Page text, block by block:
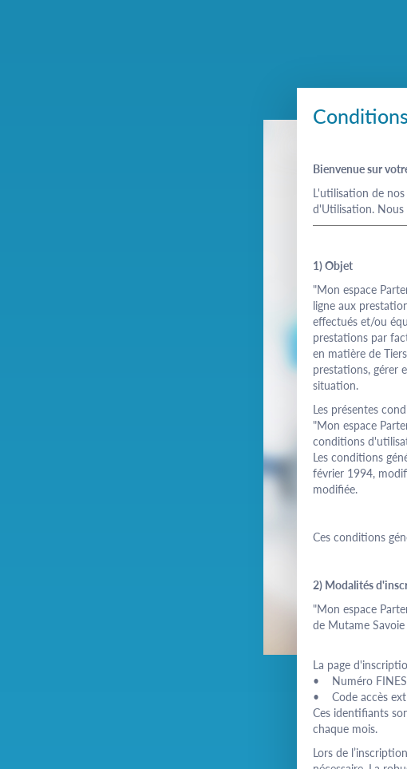
Bienvenue sur
L'utilisation de
d'Utilisation. Nous
1) Objet
"Mon espace
ligne aux
effectués et/ou
prestations par
en matière de
prestations, gérer
situation.
Les présentes
"Mon espace
conditions
Les conditions
février 1994,
modifiée.
Ces conditions
2) Modalités
"Mon espace
de Mutame Savoie
La page
• Numéro
• Code accès
Ces identifiants
chaque mois.
Lors de